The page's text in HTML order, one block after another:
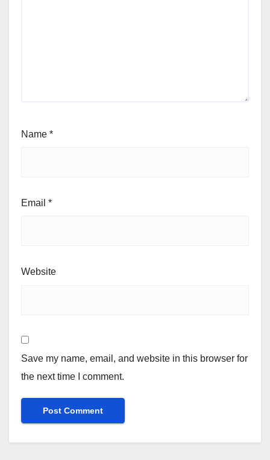
Name *
Email *
Website
Save my name, email, and website in this browser for
the next time I comment.